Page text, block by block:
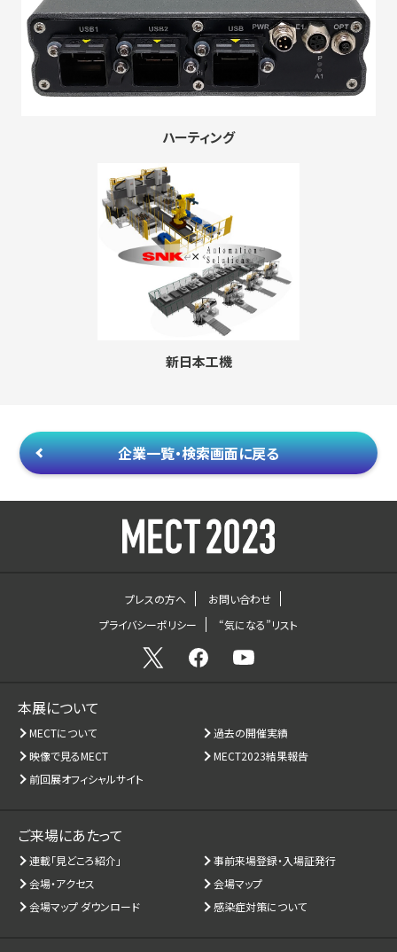
ハーティング
新日本工機
企業一覧・検索画面に戻る
プレスの方へ
お問い合わせ
プライバシーポリシー
“気になる”リスト
本展について
MECTについて
過去の開催実績
映像で見るMECT
MECT2023結果報告
前回展オフィシャルサイト
ご来場にあたって
連載「見どころ紹介」
事前来場登録・入場証発行
会場・アクセス
会場マップ
会場マップ ダウンロード
感染症対策について